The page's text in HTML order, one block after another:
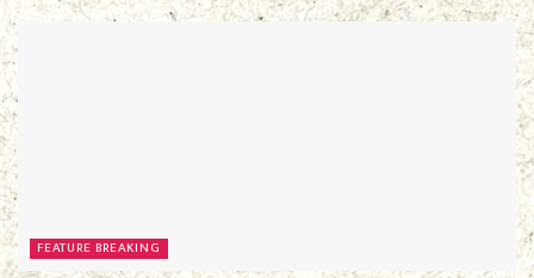
FEATURE BREAKING